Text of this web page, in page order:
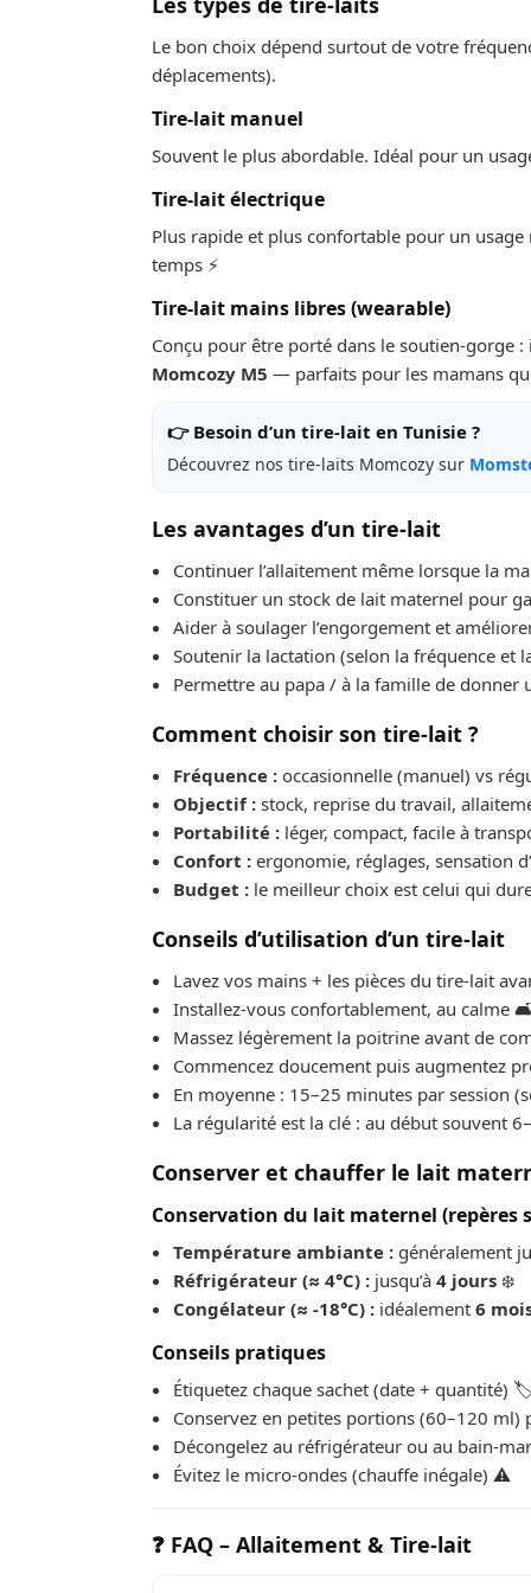
Le bon choix dépend surtout de votre
déplacements).
Tire-lait manuel
Souvent le plus abordable. Idéal pour un
Tire-lait électrique
Plus rapide et plus confortable pour un
temps ⚡
Tire-lait mains libres (wearable)
Conçu pour être porté dans le soutien-gorge
Momcozy M5 — parfaits pour les mamans
👉 Besoin d’un tire-lait en Tunisie ?
Découvrez nos tire-laits Momcozy sur
Les avantages d’un tire-lait
Continuer l’allaitement même lorsque la
Constituer un stock de lait maternel pour
Aider à soulager l’engorgement et
Soutenir la lactation (selon la fréquence et
Permettre au papa / à la famille de donner
Comment choisir son tire-lait ?
Fréquence : occasionnelle (manuel) vs
Objectif : stock, reprise du travail,
Portabilité : léger, compact, facile à
Confort : ergonomie, réglages, sensation
Budget : le meilleur choix est celui qui
Conseils d’utilisation d’un tire-lait
Lavez vos mains + les pièces du tire-lait
Installez-vous confortablement, au calme
Massez légèrement la poitrine avant de
Commencez doucement puis augmentez
En moyenne : 15–25 minutes par session
La régularité est la clé : au début souvent
Conserver et chauffer le lait
Conservation du lait maternel (repères
Température ambiante : généralement
Réfrigérateur (≈ 4°C) : jusqu’à 4 jours ❄️
Congélateur (≈ -18°C) : idéalement 6
Conseils pratiques
Étiquetez chaque sachet (date + quantité)
Conservez en petites portions (60–120 ml)
Décongelez au réfrigérateur ou au bain-
Évitez le micro-ondes (chauffe inégale) ⚠️
❓ FAQ – Allaitement & Tire-lait